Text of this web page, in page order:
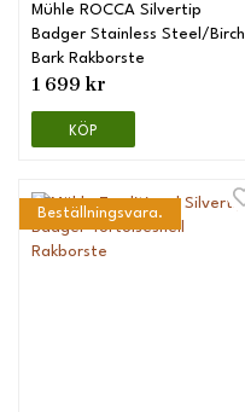
Mühle ROCCA Silvertip
Badger Stainless Steel/Birch
Bark Rakborste
1 699 kr
KÖP
Beställningsvara.